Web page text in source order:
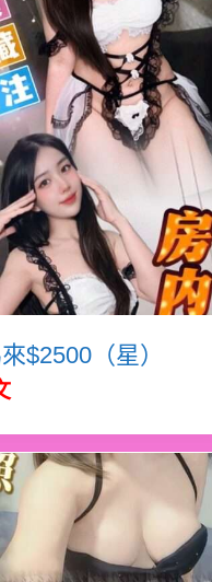
$2500（星）